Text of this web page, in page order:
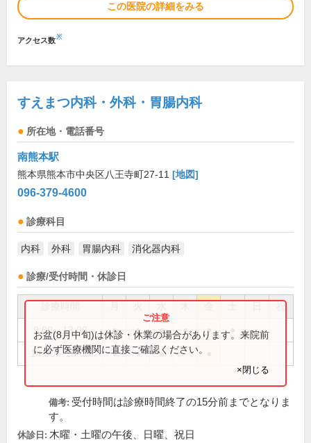
この医院の詳細をみる
アクセス数※
すえまつ内科・外科・胃腸内科
所在地・電話番号
南熊本駅
熊本県熊本市中央区八王寺町27-11 [地図]
096-379-4600
診療科目
内科 外科 胃腸内科 消化器内科
診療/受付時間・休診日
祝
9:00～13:00 ● ● ● ● ●
14:30～18:00 ● ● ●
お盆(8月中旬)は休診・休業の場合があります。来院前
に必ず医療機関に直接ご確認ください。
×閉じる
備考: 受付時間は診療時間終了の15分前までとなりま
す。
休診日: 木曜・土曜の午後、日曜、祝日